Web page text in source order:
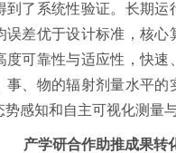
到了系统性验证。长期运
误差优于设计标准，核心
度可靠性与适应性，快速
事、物的辐射剂量水平的
感知和自主可视化测量与
产学研合作助推成果转